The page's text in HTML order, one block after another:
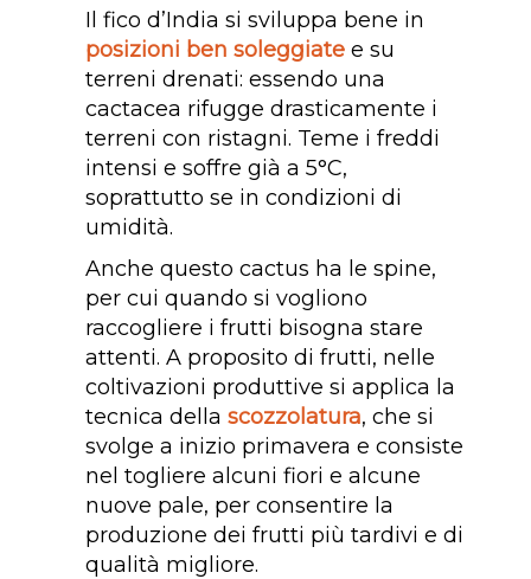
Il fico d’India si sviluppa bene in
posizioni ben soleggiatee su
terreni drenati: essendo una
cactacea rifugge drasticamente i
terreni con ristagni. Teme i freddi
intensi e soffre già a 5°C,
soprattutto se in condizioni di
umidità.
Anche questo cactus ha le spine,
per cui quando si vogliono
raccogliere i frutti bisogna stare
attenti. A proposito di frutti, nelle
coltivazioni produttive si applica la
tecnica della scozzolatura, che si
svolge a inizio primavera e consiste
nel togliere alcuni fiori e alcune
nuove pale, per consentire la
produzione dei frutti più tardivi e di
qualità migliore.